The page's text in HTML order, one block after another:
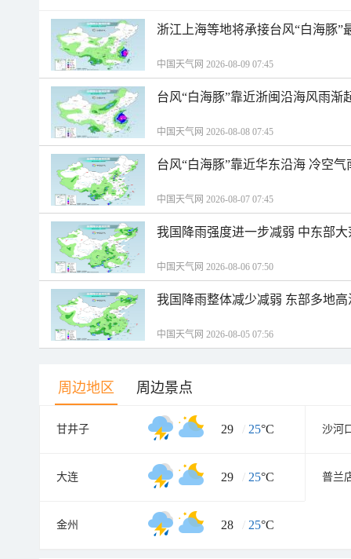
浙江上海等地将承接台风“白海豚”
中国天气网 2026-08-09 07:45
台风“白海豚”靠近浙闽沿海风雨渐
中国天气网 2026-08-08 07:45
台风“白海豚”靠近华东沿海 冷空
中国天气网 2026-08-07 07:45
我国降雨强度进一步减弱 中东部
中国天气网 2026-08-06 07:50
我国降雨整体减少减弱 东部多地
中国天气网 2026-08-05 07:56
周边地区 周边景点
甘井子 29 / 25°C 沙河
大连 29 / 25°C 普兰
金州 28 / 25°C